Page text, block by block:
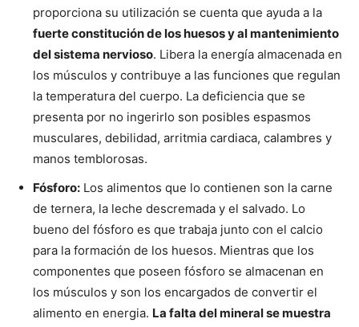
proporciona su utilización se cuenta que ayuda a la
fuerte constitución de los huesos y al mantenimiento
del sistema nervioso. Libera la energía almacenada en
los músculos y contribuye a las funciones que regulan
la temperatura del cuerpo. La deficiencia que se
presenta por no ingerirlo son posibles espasmos
musculares, debilidad, arritmia cardiaca, calambres y
manos temblorosas.
Fósforo: Los alimentos que lo contienen son la carne
de ternera, la leche descremada y el salvado. Lo
bueno del fósforo es que trabaja junto con el calcio
para la formación de los huesos. Mientras que los
componentes que poseen fósforo se almacenan en
los músculos y son los encargados de convertir el
alimento en energia. La falta del mineral se muestra